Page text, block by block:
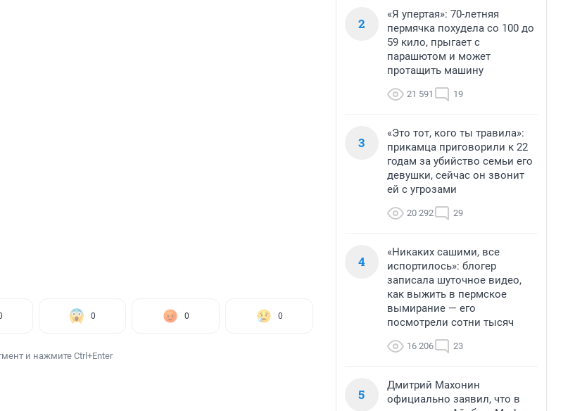
0 0 0
и нажмите Ctrl+Enter
2
«Я упертая»: 70-летняя
пермячка похудела со 100 до
59 кило, прыгает с
парашютом и может
протащить машину
21 591 19
3
«Это тот, кого ты травила»:
прикамца приговорили к 22
годам за убийство семьи его
девушки, сейчас он звонит
ей с угрозами
20 292 29
4
«Никаких сашими, все
испортилось»: блогер
записала шуточное видео,
как выжить в пермское
вымирание — его
посмотрели сотни тысяч
16 206 23
5
Дмитрий Махонин
официально заявил, что в